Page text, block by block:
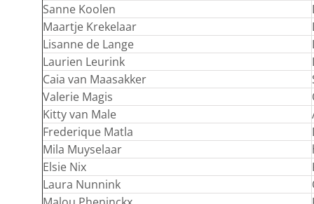
Sanne Koolen
Maartje Krekelaar
Lisanne de Lange
Laurien Leurink
Caia van Maasakker
Valerie Magis
Kitty van Male
Frederique Matla
Mila Muyselaar
Elsie Nix
Laura Nunnink